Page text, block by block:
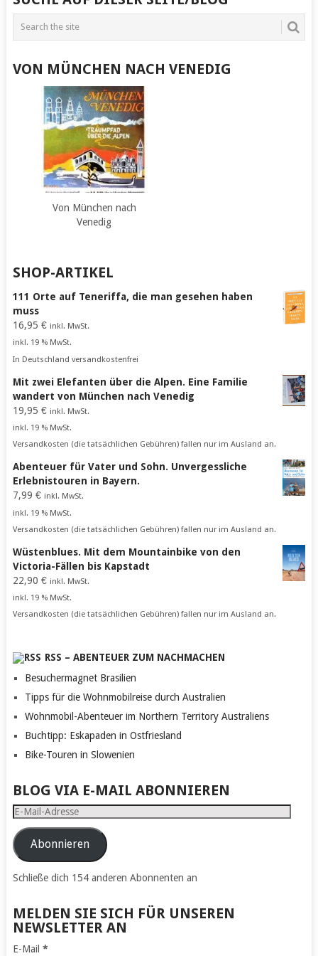
VON MÜNCHEN NACH VENEDIG
Von München nach
Venedig
SHOP-ARTIKEL
111 Orte auf Teneriffa, die man gesehen haben
muss
16,95 € inkl. MwSt.
inkl. 19 % MwSt.
In Deutschland versandkostenfrei
Mit zwei Elefanten über die Alpen. Eine Familie
wandert von München nach Venedig
19,95 € inkl. MwSt.
inkl. 19 % MwSt.
Versandkosten (die tatsächlichen Gebühren) fallen nur im Ausland an.
Abenteuer für Vater und Sohn. Unvergessliche
Erlebnistouren in Bayern.
7,99 € inkl. MwSt.
inkl. 19 % MwSt.
Versandkosten (die tatsächlichen Gebühren) fallen nur im Ausland an.
Wüstenblues. Mit dem Mountainbike von den
Victoria-Fällen bis Kapstadt
22,90 € inkl. MwSt.
inkl. 19 % MwSt.
Versandkosten (die tatsächlichen Gebühren) fallen nur im Ausland an.
RSS – ABENTEUER ZUM NACHMACHEN
Besuchermagnet Brasilien
Tipps für die Wohnmobilreise durch Australien
Wohnmobil-Abenteuer im Northern Territory Australiens
Buchtipp: Eskapaden in Ostfriesland
Bike-Touren in Slowenien
BLOG VIA E-MAIL ABONNIEREN
E-
Mail-
AdresseAbonnieren
Schließe dich 154 anderen Abonnenten an
MELDEN SIE SICH FÜR UNSEREN
NEWSLETTER AN
E-Mail *